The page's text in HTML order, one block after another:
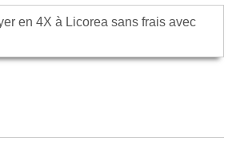
en 4X à Licorea sans frais avec